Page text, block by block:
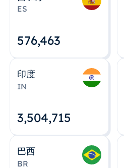
ES
576,463
印度
IN
3,504,715
巴西
BR